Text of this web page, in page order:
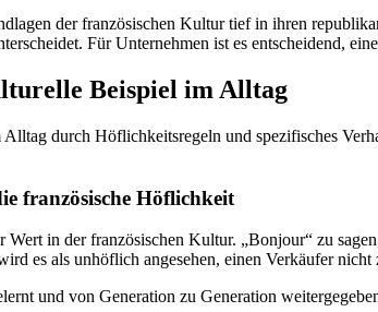
der französischen Kultur tief in ihren
Für Unternehmen ist es entscheidend, eine
Beispiel im Alltag
durch Höflichkeitsregeln und spezifisches
französische Höflichkeit
in der französischen Kultur. „Bonjour“ zu
es als unhöflich angesehen, einen Verkäufer
und von Generation zu Generation